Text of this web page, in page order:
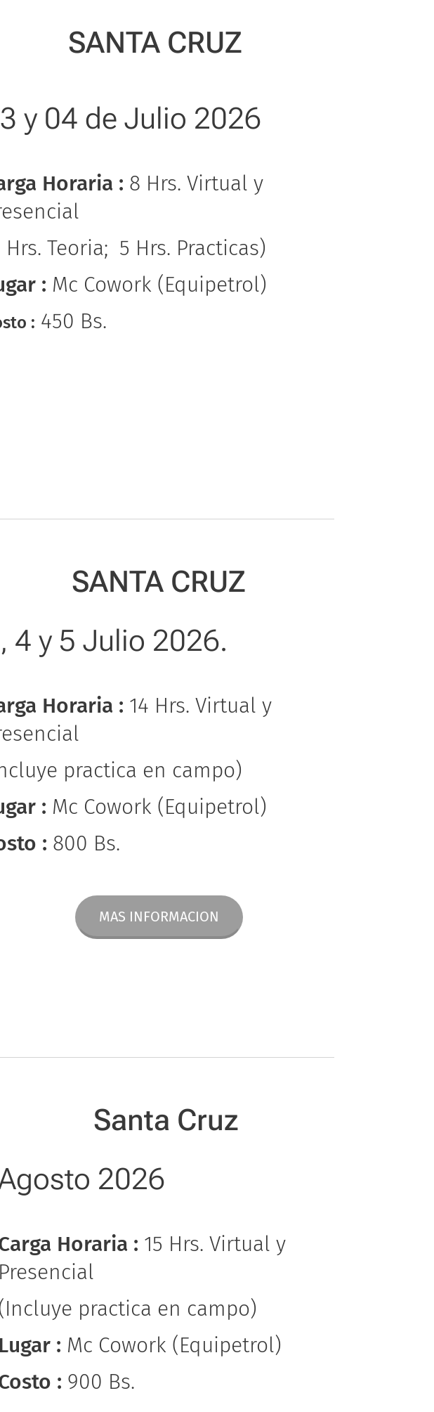
SANTA CRUZ
y 04 de Julio 2026
Horaria : 8 Hrs. Virtual y
Hrs. Teoria; 5 Hrs. Practicas)
: Mc Cowork (Equipetrol)
: 450 Bs.
SANTA CRUZ
4 y 5 Julio 2026.
Horaria : 14 Hrs. Virtual y
practica en campo)
: Mc Cowork (Equipetrol)
: 800 Bs.
MAS INFORMACION
Santa Cruz
2026
Horaria : 15 Hrs. Virtual y
Presencial
practica en campo)
Lugar : Mc Cowork (Equipetrol)
: 900 Bs.